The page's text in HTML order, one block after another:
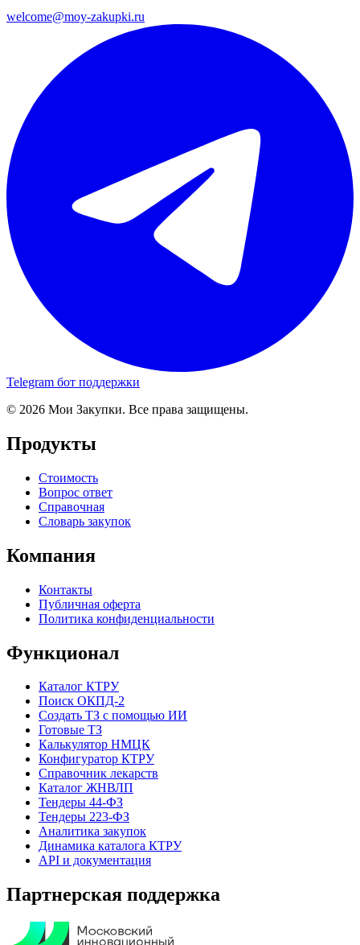
welcome@moy-zakupki.ru
Telegram бот поддержки
© 2026 Мои Закупки. Все права защищены.
Продукты
Стоимость
Вопрос ответ
Справочная
Словарь закупок
Компания
Контакты
Публичная оферта
Политика конфиденциальности
Функционал
Каталог КТРУ
Поиск ОКПД-2
Создать ТЗ с помощью ИИ
Готовые ТЗ
Калькулятор НМЦК
Конфигуратор КТРУ
Справочник лекарств
Каталог ЖНВЛП
Тендеры 44-ФЗ
Тендеры 223-ФЗ
Аналитика закупок
Динамика каталога КТРУ
API и документация
Партнерская поддержка